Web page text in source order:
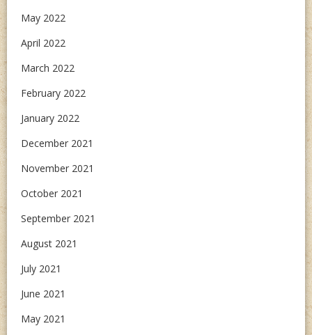
May 2022
April 2022
March 2022
February 2022
January 2022
December 2021
November 2021
October 2021
September 2021
August 2021
July 2021
June 2021
May 2021